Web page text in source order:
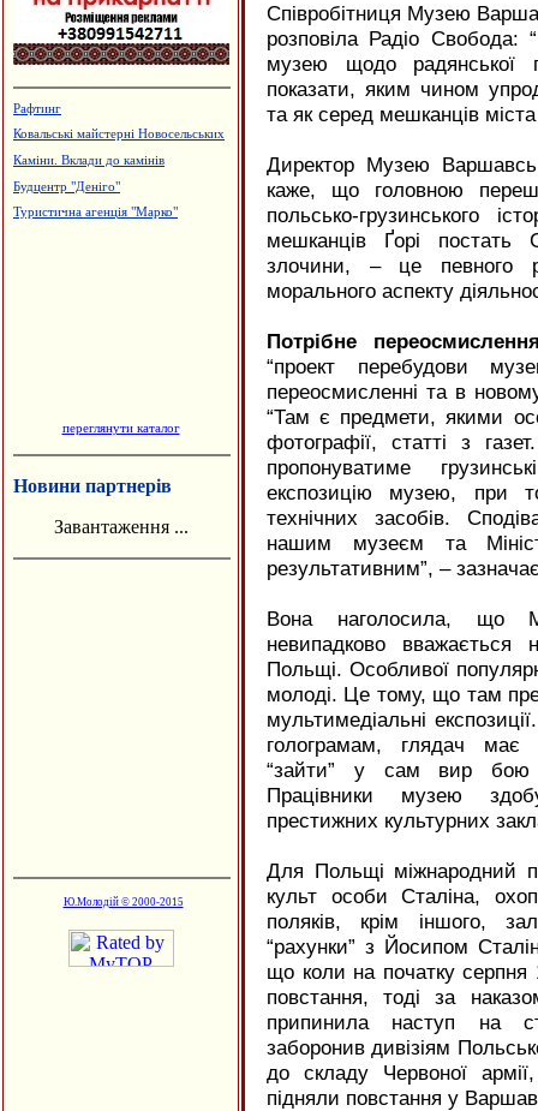
Ресторан "Гал-Прут"
Готельний комплекс "Вербіж"
Виробництво бетонних виробів
Страйкбол
Виготовлення зовнішньої реклами,
переглянути каталог
Новини партнерів
Завантаження ...
Ю.Молодій © 2000-2015
Співробітниця Музею
розповіла Радіо Свобода:
музею щодо радянської
показати, яким чином
та як серед мешканців
Директор Музею
каже, що головною
польсько-грузинського
мешканців Ґорі
злочини, – це певного
морального аспекту
Потрібне
“проект перебудови
переосмисленні та в
“Там є предмети, якими
фотографії, статті з
пропонуватиме
експозицію музею, при
технічних засобів.
нашим музеєм та
результативним”, –
Вона наголосила, що
невипадково вважається
Польщі. Особливої
молоді. Це тому, що там
мультимедіальні
голограмам, глядач має
“зайти” у сам вир бою
Працівники музею
престижних культурних
Для Польщі міжнародний
культ особи Сталіна,
поляків, крім іншого,
“рахунки” з Йосипом
що коли на початку серпня
повстання, тоді за
припинила наступ на
заборонив дивізіям
до складу Червоної
підняли повстання у